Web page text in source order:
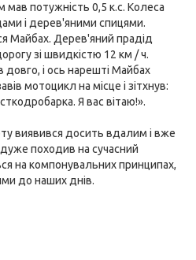
потужність 0,5 к.с. Колеса
і дерев'яними спицями.
Майбах. Дерев'яний прадід
зі швидкістю 12 км / ч.
і ось нарешті Майбах
мотоцикл на місце і зітхнув:
Я вас вітаю!».
виявився досить вдалим і вже
походив на сучасний
на компонувальних принципах,
до наших днів.